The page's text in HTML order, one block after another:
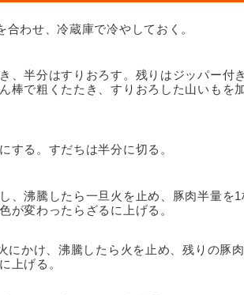
合わせ、冷蔵庫で冷やしておく。
、半分はすりおろす。残りはジッパー付
棒で粗くたたき、すりおろした山いもを
する。すだちは半分に切る。
、沸騰したら一旦火を止め、豚肉半量を1
が変わったらざるに上げる。
にかけ、沸騰したら火を止め、残りの豚
上げる。